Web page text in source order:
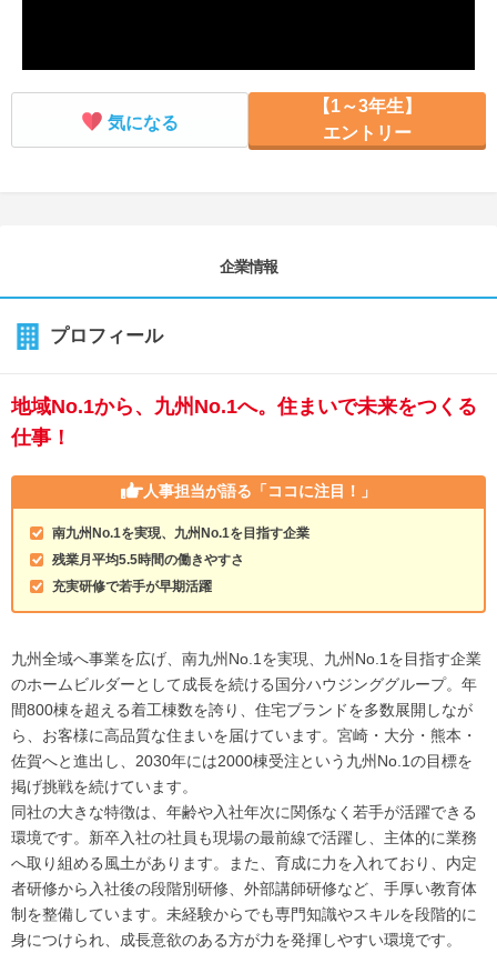
就活ニュースペーパー よくある質問
不明点があればこちら
気になる
【1～3年生】
エントリー
企業情報
プロフィール
地域No.1から、九州No.1へ。住まいで未来をつくる
仕事！
人事担当が語る 「ココに注目！」
南九州No.1を実現、九州No.1を目指す企業
残業月平均5.5時間の働きやすさ
充実研修で若手が早期活躍
九州全域へ事業を広げ、南九州No.1を実現、九州No.1を目指す企業
のホームビルダーとして成長を続ける国分ハウジンググループ。年
間800棟を超える着工棟数を誇り、住宅ブランドを多数展開しなが
ら、お客様に高品質な住まいを届けています。宮崎・大分・熊本・
佐賀へと進出し、2030年には2000棟受注という九州No.1の目標を
掲げ挑戦を続けています。
同社の大きな特徴は、年齢や入社年次に関係なく若手が活躍できる
環境です。新卒入社の社員も現場の最前線で活躍し、主体的に業務
へ取り組める風土があります。また、育成に力を入れており、内定
者研修から入社後の段階別研修、外部講師研修など、手厚い教育体
制を整備しています。未経験からでも専門知識やスキルを段階的に
身につけられ、成長意欲のある方が力を発揮しやすい環境です。